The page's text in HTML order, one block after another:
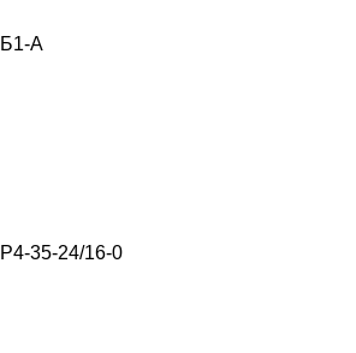
Б1-А
Р4-35-24/16-0